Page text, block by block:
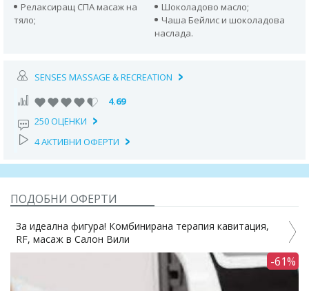
Релаксиращ СПА масаж на
тяло;
Шоколадово масло;
Чаша Бейлис и шоколадова
наслада.
SENSES MASSAGE & RECREATION
4.69
250 ОЦЕНКИ
4 АКТИВНИ ОФЕРТИ
ПОДОБНИ ОФЕРТИ
За идеална фигура! Комбинирана терапия кавитация,
RF, масаж в Салон Вили
-61%